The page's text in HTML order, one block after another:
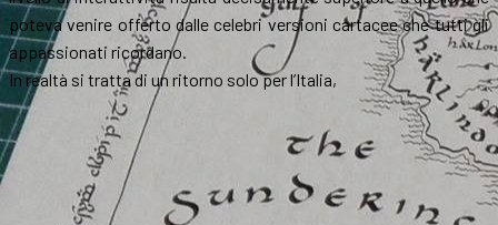
poteva venire offerto dalle celebri versioni cartacee che tutti gli
appassionati ricordano.
In realtà si tratta di un ritorno solo per l’Italia,